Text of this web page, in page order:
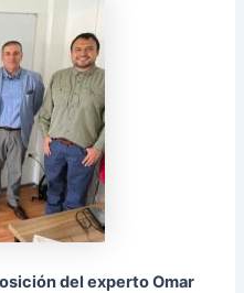
del experto Omar